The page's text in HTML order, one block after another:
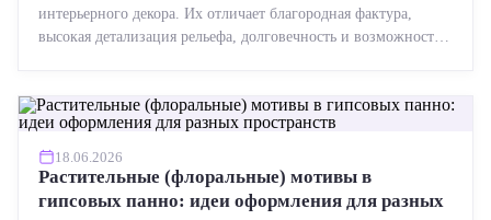
интерьерного декора. Их отличает благородная фактура,
высокая детализация рельефа, долговечность и возможность
18.06.2026
Растительные (флоральные) мотивы в
гипсовых панно: идеи оформления для разных